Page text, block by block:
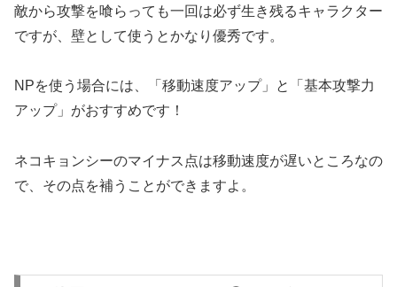
敵から攻撃を喰らっても一回は必ず生き残るキャラクター
ですが、壁として使うとかなり優秀です。
NPを使う場合には、「移動速度アップ」と「基本攻撃力
アップ」がおすすめです！
ネコキョンシーのマイナス点は移動速度が遅いところなの
で、その点を補うことができますよ。